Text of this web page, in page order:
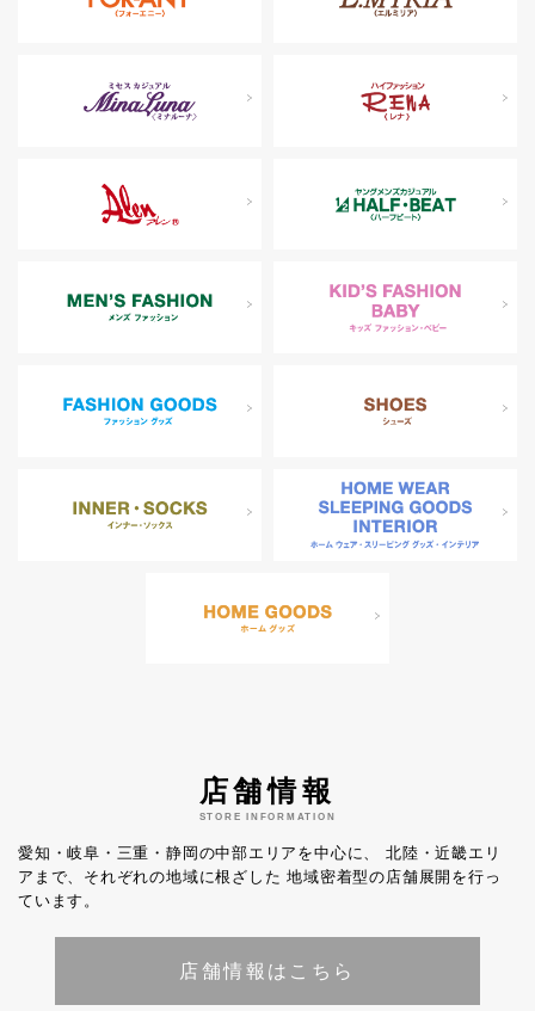
店舗情報
STORE INFORMATION
愛知・岐阜・三重・静岡の中部エリアを中心に、
北陸・近畿エリ
アまで、それぞれの地域に根ざした 地域密着型の店舗展開を行っ
ています。
店舗情報はこちら